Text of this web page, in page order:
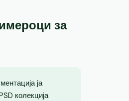
за
ја
колекција